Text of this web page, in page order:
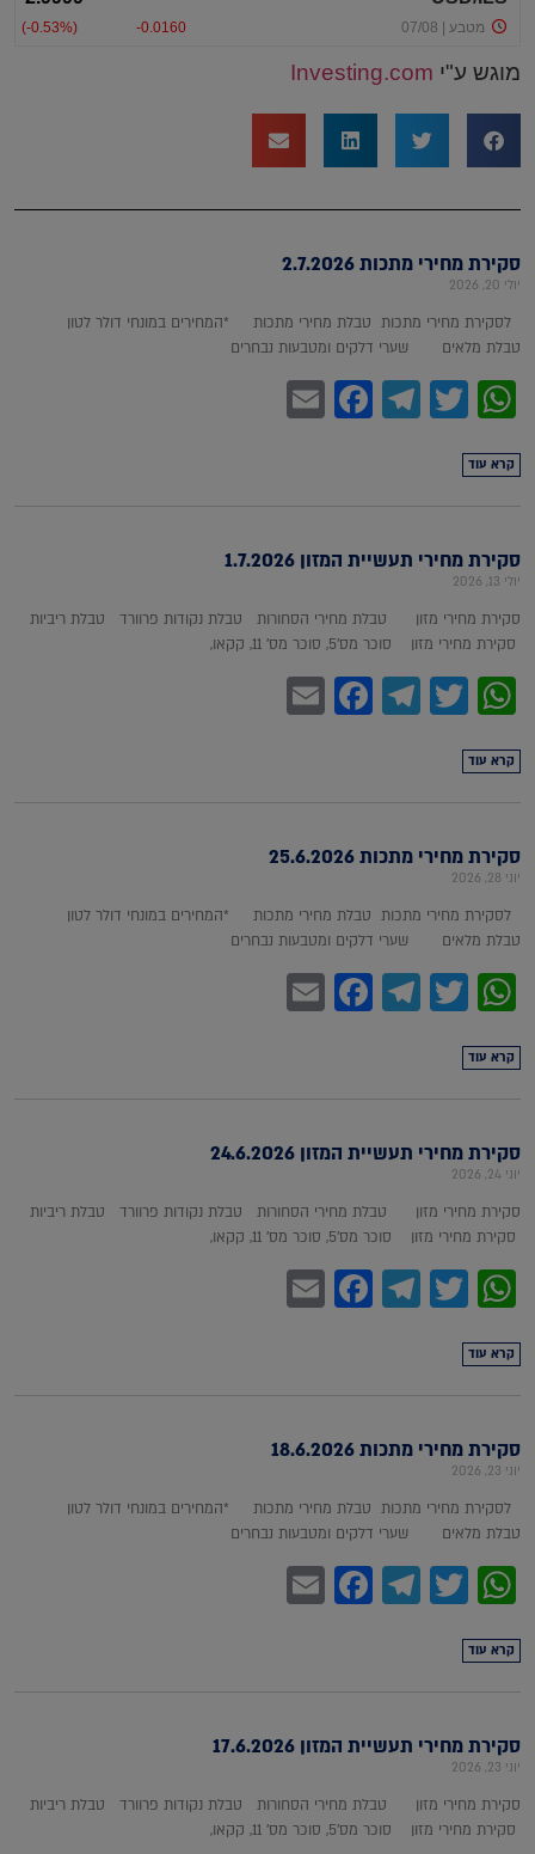
מוגש ע"י Investing.com
סקירת מחירי מתכות 2.7.2026
יולי 20, 2026
לסקירת מחירי מתכות טבלת מחירי מתכות *המחירים במונחי דולר לטון
טבלת מלאים שערי דלקים ומטבעות נבחרים
WhatsApp
Twitter
Telegram
Facebook
קרא עוד
סקירת מחירי תעשיית המזון 1.7.2026
יולי 13, 2026
סקירת מחירי מזון טבלת מחירי הסחורות טבלת נקודות פרוורד טבלת ריביות
סקירת מחירי מזון סוכר מס'5, סוכר מס' 11, קקאו,
WhatsApp
Twitter
Telegram
Facebook
קרא עוד
סקירת מחירי מתכות 25.6.2026
יוני 28, 2026
לסקירת מחירי מתכות טבלת מחירי מתכות *המחירים במונחי דולר לטון
טבלת מלאים שערי דלקים ומטבעות נבחרים
WhatsApp
Twitter
Telegram
Facebook
קרא עוד
סקירת מחירי תעשיית המזון 24.6.2026
יוני 24, 2026
סקירת מחירי מזון טבלת מחירי הסחורות טבלת נקודות פרוורד טבלת ריביות
סקירת מחירי מזון סוכר מס'5, סוכר מס' 11, קקאו,
WhatsApp
Twitter
Telegram
Facebook
קרא עוד
סקירת מחירי מתכות 18.6.2026
יוני 23, 2026
לסקירת מחירי מתכות טבלת מחירי מתכות *המחירים במונחי דולר לטון
טבלת מלאים שערי דלקים ומטבעות נבחרים
WhatsApp
Twitter
Telegram
Facebook
קרא עוד
סקירת מחירי תעשיית המזון 17.6.2026
יוני 23, 2026
סקירת מחירי מזון טבלת מחירי הסחורות טבלת נקודות פרוורד טבלת ריביות
סקירת מחירי מזון סוכר מס'5, סוכר מס' 11, קקאו,